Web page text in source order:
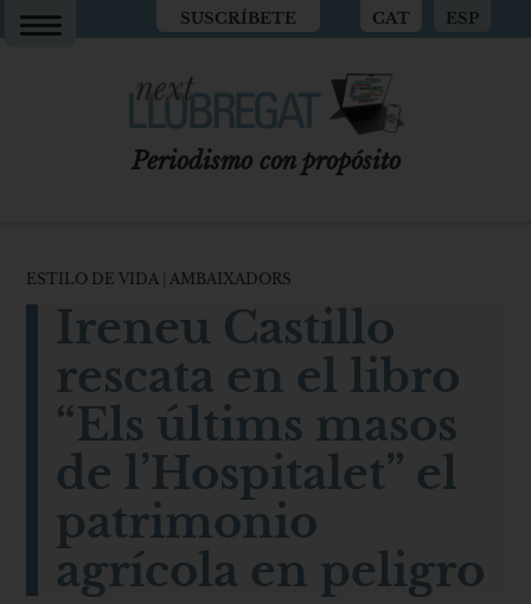
SUSCRÍBETE CAT ESP
Periodismo con propósito
ESTILO DE VIDA AMBAIXADORS
Ireneu Castillo
rescata en el libro
“Els últims masos
de l’Hospitalet” el
patrimonio
agrícola en peligro